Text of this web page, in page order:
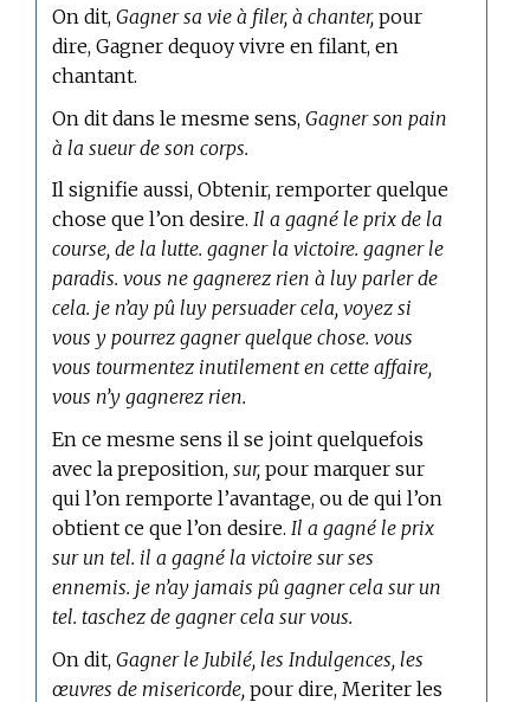
On dit,Gagner sa vie à filer, à chanter, pour
dire, Gagner dequoy vivre en filant, en
chantant.
On dit dans le mesme sens,Gagner son pain
à la sueur de son corps.
Il signifie aussi, Obtenir, remporter quelque
chose que l’on desire.Il a gagné le prix de la
course, de la lutte. gagner la victoire. gagner le
paradis. vous ne gagnerez rien à luy parler de
cela. je n’ay pû luy persuader cela, voyez si
vous y pourrez gagner quelque chose. vous
vous tourmentez inutilement en cette affaire,
vous n’y gagnerez rien.
En ce mesme sens il se joint quelquefois
avec la preposition,sur, pour marquer sur
qui l’on remporte l’avantage, ou de qui l’on
obtient ce que l’on desire. Il a gagné le prix
sur un tel. il a gagné la victoire sur ses
ennemis. je n’ay jamais pû gagner cela sur un
tel. taschez de gagner cela sur vous.
On dit,Gagner le Jubilé, les Indulgences, les
œuvres de misericorde, pour dire, Meriter les